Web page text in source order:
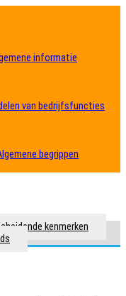
informatie
van bedrijfsfuncties
begrippen
kenmerken